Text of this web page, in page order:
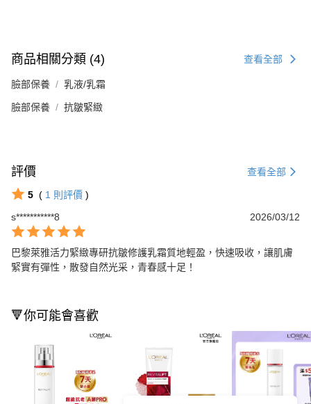
商品相關分類 (4) 查看全部
臉部保養 乳液/乳霜
臉部保養 抗皺緊緻
評價 查看全部
5 ( 1 則評價 )
s***********8
2026/03/12
巴黎萊雅活力緊緻專研抗皺修護乳霜質地輕盈，快速吸收，讓肌膚
緊實有彈性，散發自然光采，青春感十足！
🔻你可能會喜歡